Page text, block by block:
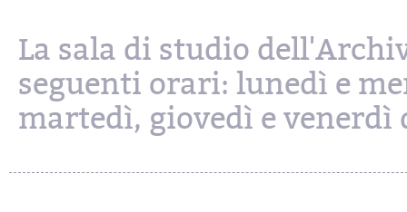
La sala di studio
seguenti orari: lunedì e
martedì, giovedì e venerdì